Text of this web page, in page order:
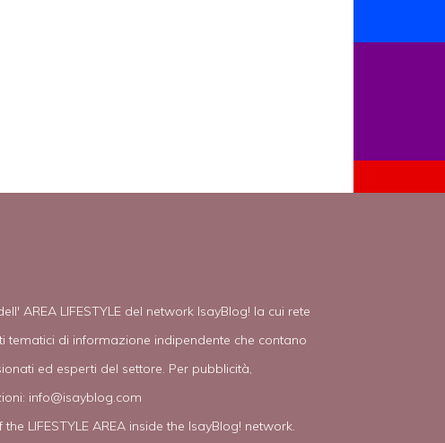
AREA LIFESTYLE del network IsayBlog! la cui rete
tematici di informazione indipendente che contano
ed esperti del settore. Per pubblicità,
info@isayblog.com
LIFESTYLE AREA inside the IsayBlog! network.